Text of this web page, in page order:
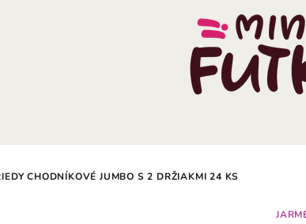
CHODNÍKOVÉ JUMBO S 2 DRŽIAKMI 24 KS